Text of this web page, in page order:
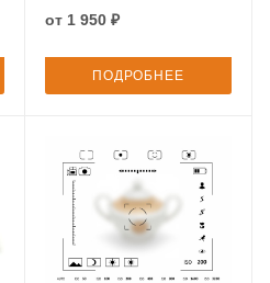
от 1 950 ₽
ПОДРОБНЕЕ